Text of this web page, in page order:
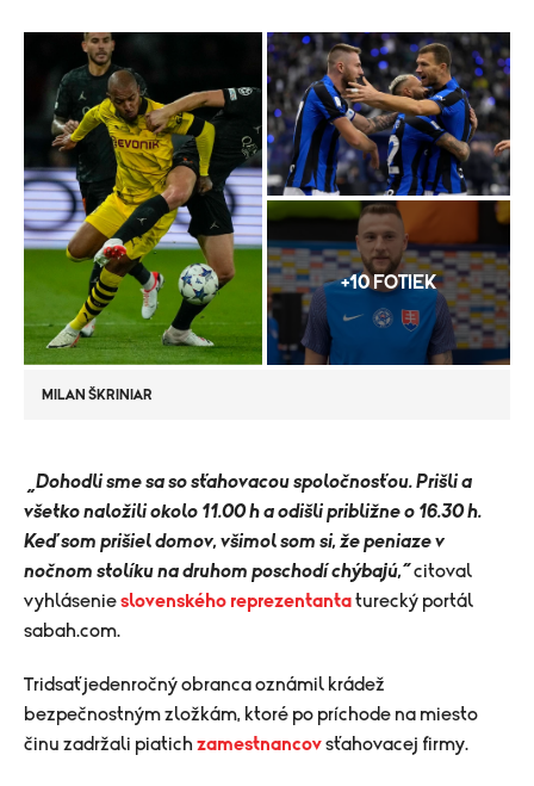
+10 FOTIEK
MILAN ŠKRINIAR
​ „Dohodli sme sa so sťahovacou spoločnosťou. Prišli a
všetko naložili okolo 11.00 h a odišli približne o 16.30 h.
Keď som prišiel domov, všimol som si, že peniaze v
nočnom stolíku na druhom poschodí chýbajú,“citoval
vyhlásenieslovenského reprezentantaturecký portál
sabah.com.
Tridsaťjedenročný obranca oznámil krádež
bezpečnostným zložkám, ktoré po príchode na miesto
činu zadržali piatich zamestnancovsťahovacej firmy.